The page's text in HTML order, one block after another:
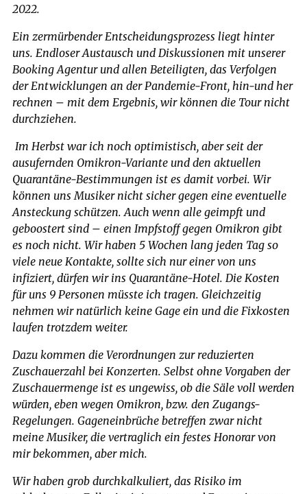
2022.
Ein zermürbender Entscheidungsprozess liegt hinter
uns. Endloser Austausch und Diskussionen mit unserer
Booking Agentur und allen Beteiligten, das Verfolgen
der Entwicklungen an der Pandemie-Front, hin-und her
rechnen – mit dem Ergebnis, wir können die Tour nicht
durchziehen.
Im Herbst war ich noch optimistisch, aber seit der
ausufernden Omikron-Variante und den aktuellen
Quarantäne-Bestimmungen ist es damit vorbei. Wir
können uns Musiker nicht sicher gegen eine eventuelle
Ansteckung schützen. Auch wenn alle geimpft und
geboostert sind – einen Impfstoff gegen Omikron gibt
es noch nicht. Wir haben 5 Wochen lang jeden Tag so
viele neue Kontakte, sollte sich nur einer von uns
infiziert, dürfen wir ins Quarantäne-Hotel. Die Kosten
für uns 9 Personen müsste ich tragen. Gleichzeitig
nehmen wir natürlich keine Gage ein und die Fixkosten
laufen trotzdem weiter.
Dazu kommen die Verordnungen zur reduzierten
Zuschauerzahl bei Konzerten. Selbst ohne Vorgaben der
Zuschauermenge ist es ungewiss, ob die Säle voll werden
würden, eben wegen Omikron, bzw. den Zugangs-
Regelungen. Gageneinbrüche betreffen zwar nicht
meine Musiker, die vertraglich ein festes Honorar von
mir bekommen, aber mich.
Wir haben grob durchkalkuliert, das Risiko im